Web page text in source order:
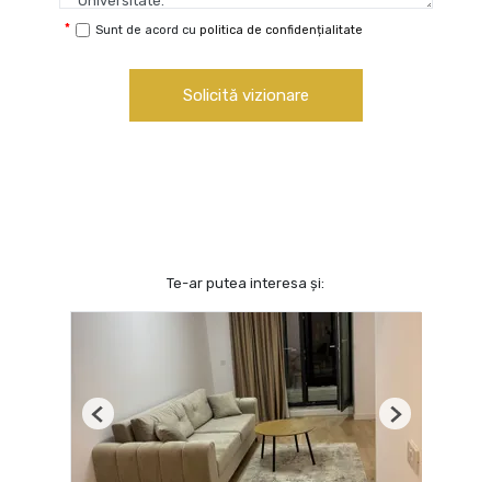
Sunt de acord cu politica de confidențialitate
Solicită vizionare
Te-ar putea interesa și:
Previous Next